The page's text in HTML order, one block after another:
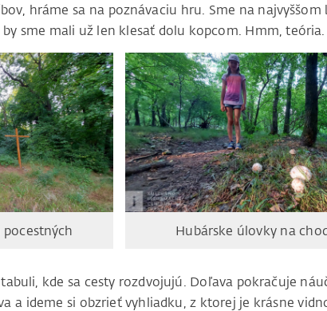
hráme sa na poznávaciu hru. Sme na najvyššom
sme mali už len klesať dolu kopcom. Hmm, teória.
pocestných Hubárske úlovky na
kde sa cesty rozdvojujú. Doľava pokračuje
a ideme si obzrieť vyhliadku, z ktorej je krásne